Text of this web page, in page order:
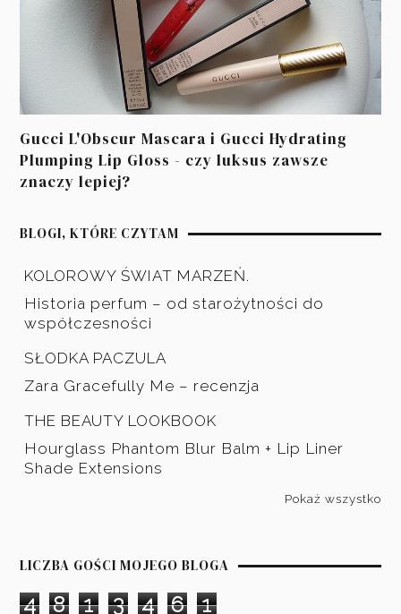
Gucci L'Obscur Mascara i Gucci Hydrating
Plumping Lip Gloss - czy luksus zawsze
znaczy lepiej?
BLOGI, KTÓRE CZYTAM
KOLOROWY ŚWIAT MARZEŃ.
Historia perfum – od starożytności do
współczesności
SŁODKA PACZULA
Zara Gracefully Me – recenzja
THE BEAUTY LOOKBOOK
Hourglass Phantom Blur Balm + Lip Liner
Shade Extensions
Pokaż wszystko
LICZBA GOŚCI MOJEGO BLOGA
4 8 1 3 4 6 1